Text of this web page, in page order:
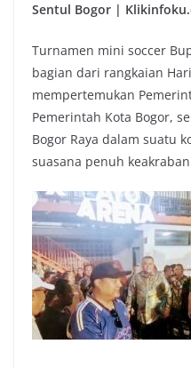
Sentul Bogor |
Turnamen mini soccer
bagian dari rangkaian Hari
mempertemukan
Pemerintah Kota Bogor,
Bogor Raya dalam suatu
suasana penuh